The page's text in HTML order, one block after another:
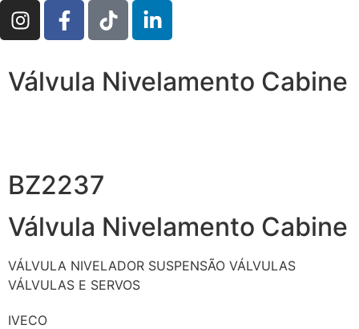
Válvula Nivelamento Cabine
BZ2237
Válvula Nivelamento Cabine
VÁLVULA NIVELADOR SUSPENSÃO VÁLVULAS
VÁLVULAS E SERVOS
IVECO